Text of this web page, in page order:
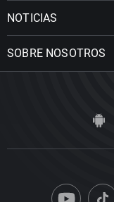
NOTICIAS
SOBRE NOSOTROS